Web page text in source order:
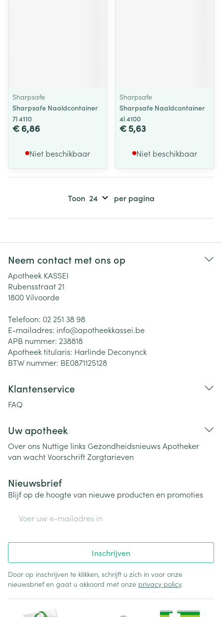
Sharpsafe
Sharpsafe Naaldcontainer
7l 4110
€ 6,86
Niet beschikbaar
Sharpsafe
Sharpsafe Naaldcontainer
4l 4100
€ 5,63
Niet beschikbaar
Toon per pagina
Neem contact met ons op
Apotheek KASSEI
Rubensstraat 21
1800Vilvoorde
Telefoon: 02 251 38 98
E-mailadres: info@apotheekkassei.be
APB nummer: 238818
Apotheek titularis: Harlinde Deconynck
BTW nummer: BE0871125128
Klantenservice
FAQ
Uw apotheek
Over ons Nuttige links Gezondheidsnieuws Apotheker
van wachtVoorschriftZorgtarieven
Nieuwsbrief
Blijf op de hoogte van nieuwe producten en promoties
Inschrijven
Door op inschrijven te klikken, schrijft u zich in voor onze
nieuwsbrief en gaat u akkoord met onze privacy policy.